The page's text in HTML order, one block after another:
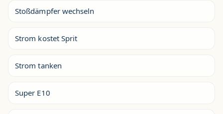
Stoßdämpfer wechseln
Strom kostet Sprit
Strom tanken
Super E10